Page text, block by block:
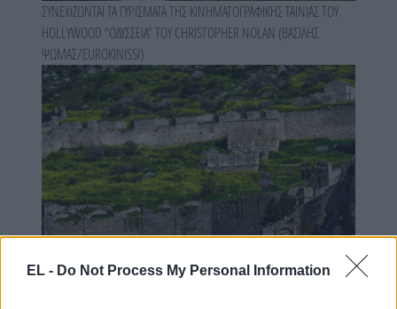
EL - Do Not Process My Personal Information
ΣΥΝΕΧΙΖΟΝΤΑΙ ΤΑ ΓΥΡΙΣΜΑΤΑ ΤΗΣ ΚΙΝΗΜΑΤΟΓΡΑΦΙΚΗΣ ΤΑΙΝΙΑΣ ΤΟΥ
HOLLYWOOD “ΟΔΥΣΣΕΙΑ” ΤΟΥ CHRISTOPHER NOLAN (ΒΑΣΙΛΗΣ
ΨΩΜΑΣ/EUROKINISSI)